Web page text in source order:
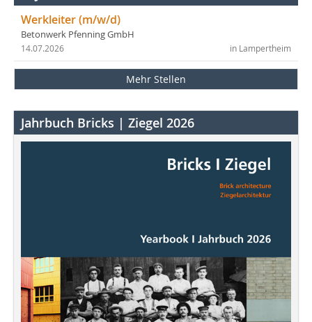
Werkleiter (m/w/d)
Betonwerk Pfenning GmbH
in Lampertheim
14.07.2026
Mehr Stellen
Jahrbuch Bricks | Ziegel 2026